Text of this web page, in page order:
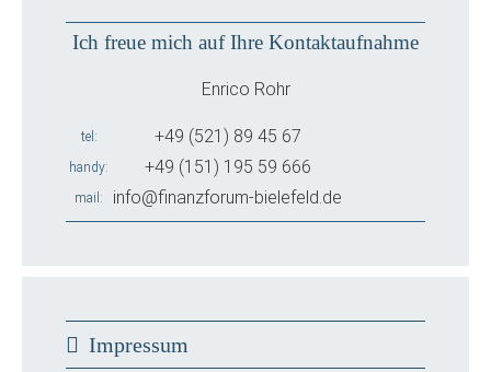
Ich freue mich auf Ihre Kontaktaufnahme
Enrico Rohr
tel +49 (521) 89 45 67
handy +49 (151) 195 59 666
mail info@finanzforum-bielefeld.de
Impressum